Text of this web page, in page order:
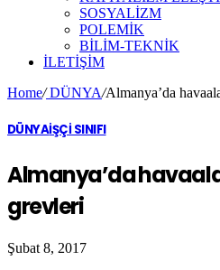
SOSYALİZM
POLEMİK
BİLİM-TEKNİK
ILETIŞIM
Home/DÜNYA/Almanya’da
DÜNYAİŞÇİ SINIFI
Almanya’da
grevleri
Şubat 8, 2017